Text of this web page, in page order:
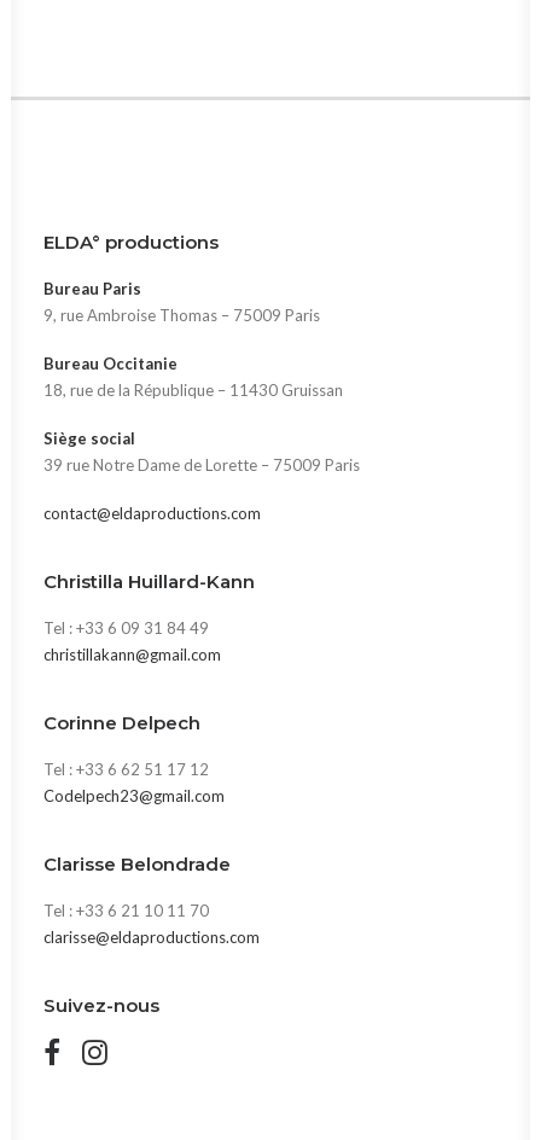
ELDA° productions
Bureau Paris
9, rue Ambroise Thomas – 75009 Paris
Bureau Occitanie
18, rue de la République – 11430 Gruissan
Siège social
39 rue Notre Dame de Lorette – 75009 Paris
contact@eldaproductions.com
Christilla Huillard-Kann
Tel : +33 6 09 31 84 49
christillakann@gmail.com
Corinne Delpech
Tel : +33 6 62 51 17 12
Codelpech23@gmail.com
Clarisse Belondrade
Tel : +33 6 21 10 11 70
clarisse@eldaproductions.com
Suivez-nous